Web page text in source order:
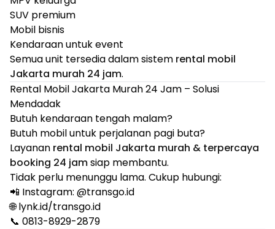
SUV premium
Mobil bisnis
Kendaraan untuk event
Semua unit tersedia dalam sistem rental mobil
Jakarta murah 24 jam.
Rental Mobil Jakarta Murah 24 Jam – Solusi
Mendadak
Butuh kendaraan tengah malam?
Butuh mobil untuk perjalanan pagi buta?
Layanan rental mobil Jakarta murah & terpercaya
booking 24 jamsiap membantu.
Tidak perlu menunggu lama. Cukup hubungi:
📲 Instagram: @transgo.id
🌐 lynk.id/transgo.id
📞 0813-8929-2879